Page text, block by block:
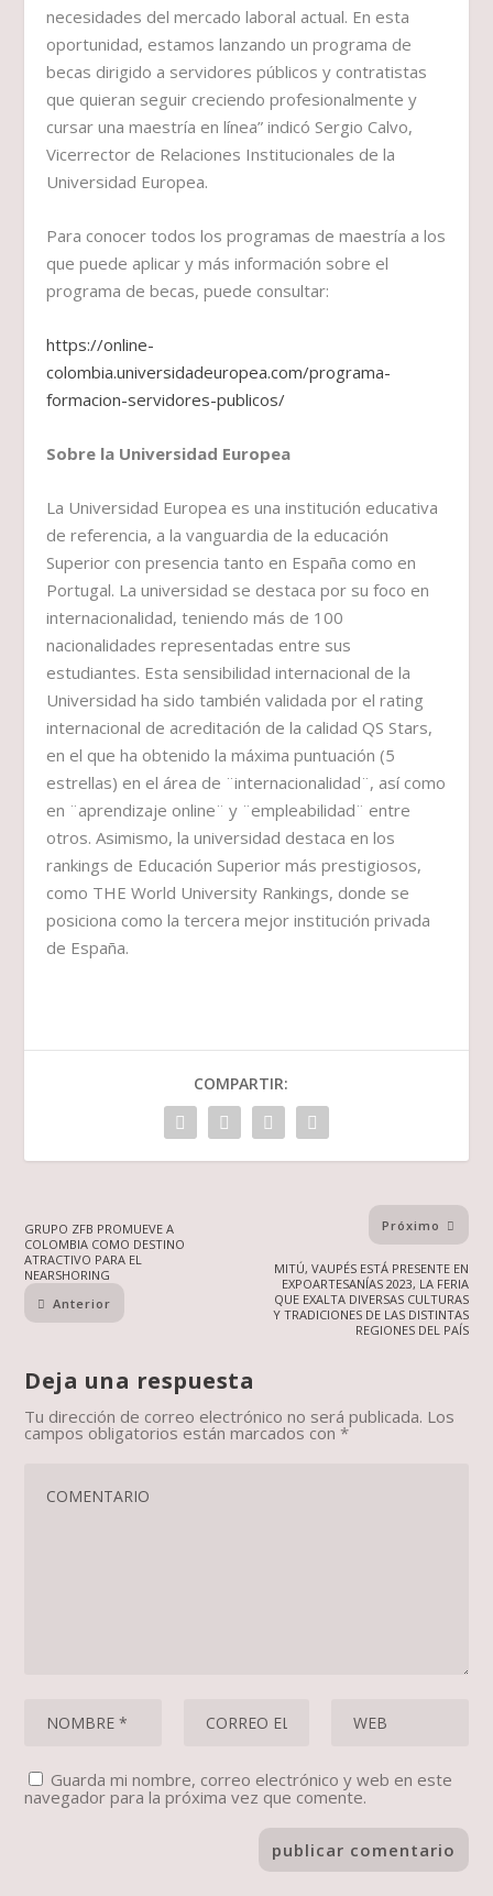
necesidades del mercado laboral actual. En esta
oportunidad, estamos lanzando un programa de
becas dirigido a servidores públicos y contratistas
que quieran seguir creciendo profesionalmente y
cursar una maestría en línea” indicó Sergio Calvo,
Vicerrector de Relaciones Institucionales de la
Universidad Europea.
Para conocer todos los programas de maestría a los
que puede aplicar y más información sobre el
programa de becas, puede consultar:
https://online-
colombia.universidadeuropea.com/programa-
formacion-servidores-publicos/
Sobre la Universidad Europea
La Universidad Europea es una institución educativa
de referencia, a la vanguardia de la educación
Superior con presencia tanto en España como en
Portugal. La universidad se destaca por su foco en
internacionalidad, teniendo más de 100
nacionalidades representadas entre sus
estudiantes. Esta sensibilidad internacional de la
Universidad ha sido también validada por el rating
internacional de acreditación de la calidad QS Stars,
en el que ha obtenido la máxima puntuación (5
estrellas) en el área de ¨internacionalidad¨, así como
en ¨aprendizaje online¨ y ¨empleabilidad¨ entre
otros. Asimismo, la universidad destaca en los
rankings de Educación Superior más prestigiosos,
como THE World University Rankings, donde se
posiciona como la tercera mejor institución privada
de España.
COMPARTIR:
GRUPO ZFB PROMUEVE A
COLOMBIA COMO DESTINO
ATRACTIVO PARA EL
NEARSHORING
Anterior
Próximo
MITÚ, VAUPÉS ESTÁ PRESENTE EN
EXPOARTESANÍAS 2023, LA FERIA
QUE EXALTA DIVERSAS CULTURAS
Y TRADICIONES DE LAS DISTINTAS
REGIONES DEL PAÍS
Deja una respuesta
Tu dirección de correo electrónico no será publicada. Los
campos obligatorios están marcados con*
Guarda mi nombre, correo electrónico y web en este
navegador para la próxima vez que comente.